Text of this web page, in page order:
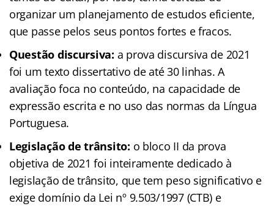
organizar um planejamento de estudos eficiente,
que passe pelos seus pontos fortes e fracos.
Questão discursiva: a prova discursiva de 2021
foi um texto dissertativo de até 30 linhas. A
avaliação foca no conteúdo, na capacidade de
expressão escrita e no uso das normas da Língua
Portuguesa.
Legislação de trânsito: o bloco II da prova
objetiva de 2021 foi inteiramente dedicado à
legislação de trânsito, que tem peso significativo e
exige domínio da Lei nº 9.503/1997 (CTB) e